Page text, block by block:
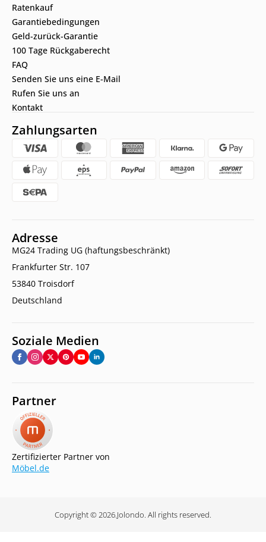
Ratenkauf
Garantiebedingungen
Geld-zurück-Garantie
100 Tage Rückgaberecht
FAQ
Senden Sie uns eine E-Mail
Rufen Sie uns an
Kontakt
Zahlungsarten
Adresse
MG24 Trading UG (haftungsbeschränkt)
Frankfurter Str. 107
53840 Troisdorf
Deutschland
Soziale Medien
Partner
Zertifizierter Partner von
Möbel.de
Copyright © 2026.Jolondo. All rights reserved.